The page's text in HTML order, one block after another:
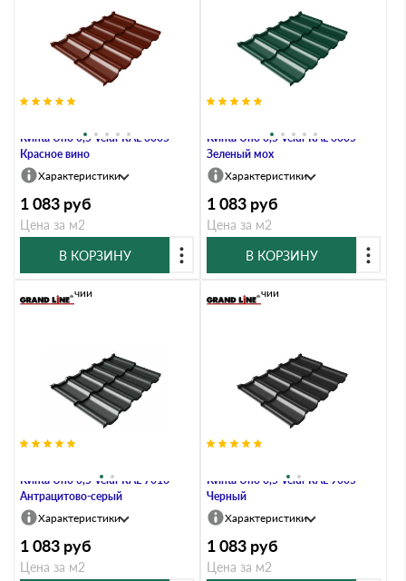
Kvinta Uno 0,5 Velur RAL 3005
Красное вино
Характеристики
1 083 руб
Цена за м2
В КОРЗИНУ
Kvinta Uno 0,5 Velur RAL 6005
Зеленый мох
Характеристики
1 083 руб
Цена за м2
В КОРЗИНУ
Kvinta Uno 0,5 Velur RAL 7016
Антрацитово-серый
В наличии
Характеристики
1 083 руб
Цена за м2
Kvinta Uno 0,5 Velur RAL 9005
Черный
В наличии
Характеристики
1 083 руб
Цена за м2